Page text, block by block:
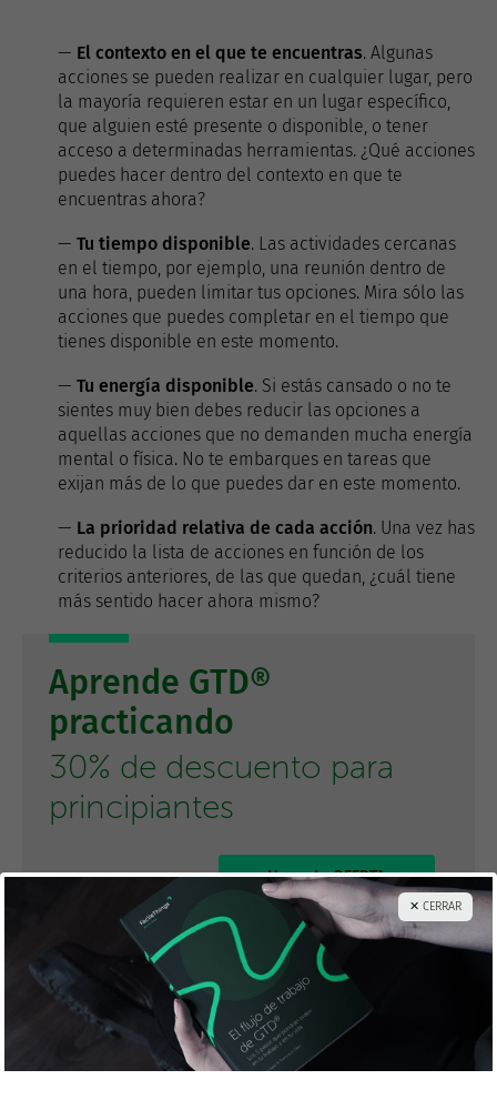
— El contexto en el que te encuentras. Algunas
acciones se pueden realizar en cualquier lugar, pero
la mayoría requieren estar en un lugar específico,
que alguien esté presente o disponible, o tener
acceso a determinadas herramientas. ¿Qué acciones
puedes hacer dentro del contexto en que te
encuentras ahora?
— Tu tiempo disponible. Las actividades cercanas
en el tiempo, por ejemplo, una reunión dentro de
una hora, pueden limitar tus opciones. Mira sólo las
acciones que puedes completar en el tiempo que
tienes disponible en este momento.
— Tu energía disponible. Si estás cansado o no te
sientes muy bien debes reducir las opciones a
aquellas acciones que no demanden mucha energía
mental o física. No te embarques en tareas que
exijan más de lo que puedes dar en este momento.
— La prioridad relativa de cada acción. Una vez has
reducido la lista de acciones en función de los
criterios anteriores, de las que quedan, ¿cuál tiene
más sentido hacer ahora mismo?
Aprende GTD®
practicando
30% de descuento para
principiantes
Ver esta OFERTA
Cuando sigues estas reglas es porque has decidido
dedicarte a realizar eltrabajo predefinido
cosas que ya están determinadas en tus listas de
acciones. La mayor parte del tiempo estarás haciendo
esto, pero habrá momentos en que tengas que elegir
✕ CERRAR